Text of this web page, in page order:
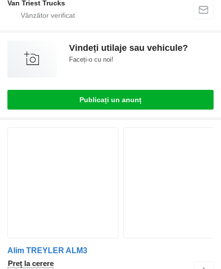
Van Triest Trucks
Vindeți utilaje sau vehicule?
Faceți-o cu noi!
Publicați un anunț
Alim TREYLER ALM3
Preț la cerere